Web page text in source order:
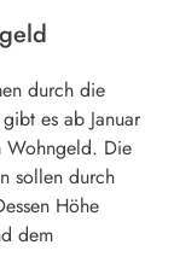
durch die
es ab Januar
Wohngeld. Die
sollen durch
Höhe
dem